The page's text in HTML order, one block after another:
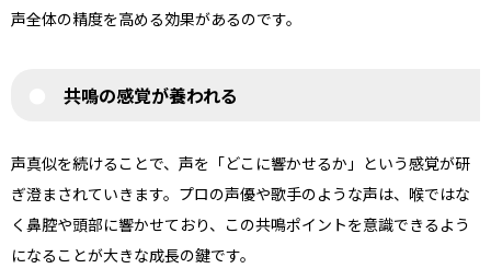
声全体の精度を高める効果があるのです。
共鳴の感覚が養われる
声真似を続けることで、声を「どこに響かせるか」という感覚が研
ぎ澄まされていきます。プロの声優や歌手のような声は、喉ではな
く鼻腔や頭部に響かせており、この共鳴ポイントを意識できるよう
になることが大きな成長の鍵です。